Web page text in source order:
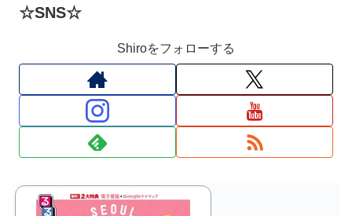
☆SNS☆
Shiroをフォローする